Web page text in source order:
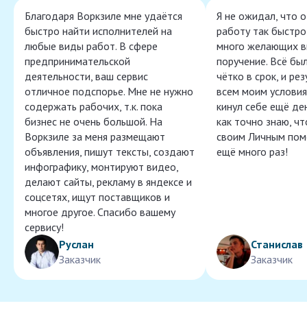
Благодаря Воркзиле мне удаётся
быстро найти исполнителей на
любые виды работ. В сфере
предпринимательской
деятельности, ваш сервис
отличное подспорье. Мне не нужно
содержать рабочих, т.к. пока
бизнес не очень большой. На
Воркзиле за меня размещают
объявления, пишут тексты, создают
инфографику, монтируют видео,
делают сайты, рекламу в яндексе и
соцсетях, ищут поставщиков и
многое другое. Спасибо вашему
сервису!
Руслан
Заказчик
Я не ожидал, что
работу так
много желающих
поручение. Всё
чётко в срок, и
всем моим
кинул себе ещё
как точно знаю,
своим Личным
ещё много раз!
Станислав
Заказчик